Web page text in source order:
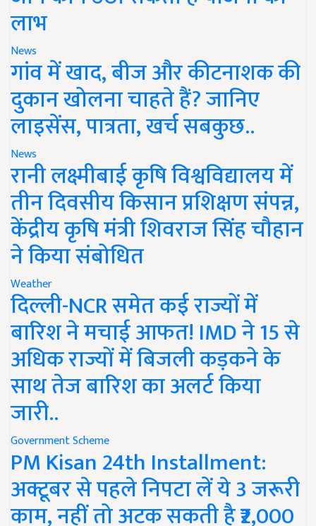
लाभ
News
गांव में खाद, बीज और कीटनाशक की
दुकान खोलना चाहते हैं? जानिए
लाइसेंस, पात्रता, खर्च सबकुछ..
News
रानी लक्ष्मीबाई कृषि विश्वविद्यालय में
तीन दिवसीय किसान प्रशिक्षण संपन्न,
केंद्रीय कृषि मंत्री शिवराज सिंह चौहान
ने किया संबोधित
Weather
दिल्ली-NCR समेत कई राज्यों में
बारिश ने मचाई आफत! IMD ने 15 से
अधिक राज्यों में बिजली कड़कने के
साथ तेज बारिश का अलर्ट किया
जारी..
Government Scheme
PM Kisan 24th Installment:
अक्टूबर से पहले निपटा लें ये 3 जरूरी
काम, नहीं तो अटक सकती है ₹2,000